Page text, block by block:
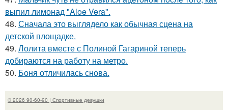
выпил лимонад "Aloe Vera".
48. Сначала это выглядело как обычная сцена на
детской площадке.
49. Лолита вместе с Полиной Гагариной теперь
добираются на работу на метро.
50. Боня отличилась снова.
© 2026 90-60-90 | Спортивные девушки